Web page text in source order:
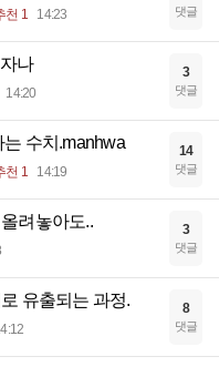
천 1 14:23 댓글
나
14:20
3
댓글
수치.manhwa
천 1 14:19
14
댓글
려놓아도.. 3
댓글
유출되는 과정. 8
댓글